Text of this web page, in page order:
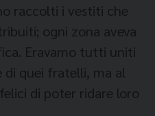
raccolti i vestiti che
ogni zona aveva
Eravamo tutti uniti
di quei fratelli, ma al
di poter ridare loro